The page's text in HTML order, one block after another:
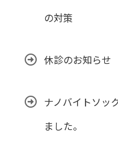
の対策
休診のお知らせ
ナノバイトソッ
ました。